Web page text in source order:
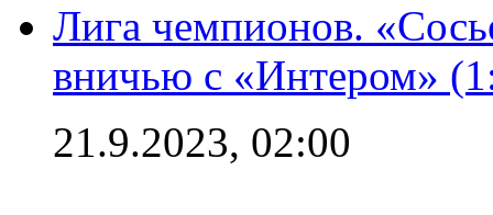
Лига чемпионов.
вничью с «Интером»
21.9.2023, 02:00